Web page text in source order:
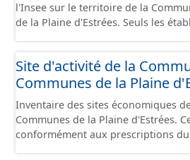
l'Insee sur le territoire de la
de la Plaine d'Estrées. Seuls les établissements situés à
conformément aux prescriptions du
Économiques. Ce lot ne contient
delà des prescriptions du CNIG se
Site d'activité de la
Communes de la Plaine
Inventaire des sites économiques
Communes de la Plaine d'Estrées.
conformément aux prescriptions du